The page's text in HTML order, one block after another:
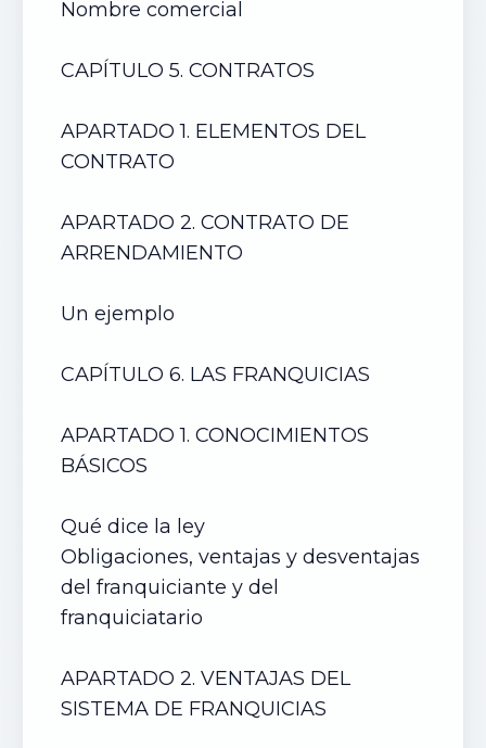
Nombre comercial
CAPÍTULO 5. CONTRATOS
APARTADO 1. ELEMENTOS DEL
CONTRATO
APARTADO 2. CONTRATO DE
ARRENDAMIENTO
Un ejemplo
CAPÍTULO 6. LAS FRANQUICIAS
APARTADO 1. CONOCIMIENTOS
BÁSICOS
Qué dice la ley
Obligaciones, ventajas y desventajas
del franquiciante y del
franquiciatario
APARTADO 2. VENTAJAS DEL
SISTEMA DE FRANQUICIAS